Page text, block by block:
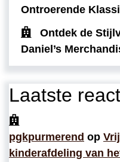
Ontroerende
Ontdek de
Daniel’s
Laatste
pgkpurmerend op
kinderafdeling van